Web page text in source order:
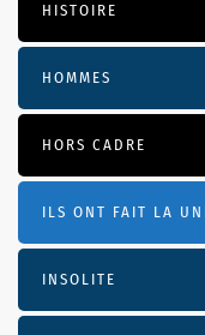
HISTOIRE
HOMMES
HORS CADRE
ILS ONT FAIT LA
INSOLITE